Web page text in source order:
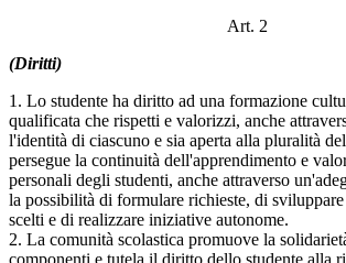
Art. 2
(Diritti)
1. Lo studente ha diritto ad una formazione
qualificata che rispetti e valorizzi, anche
l'identità di ciascuno e sia aperta alla pluralità
persegue la continuità dell'apprendimento e
personali degli studenti, anche attraverso
la possibilità di formulare richieste, di
scelti e di realizzare iniziative autonome.
2. La comunità scolastica promuove la